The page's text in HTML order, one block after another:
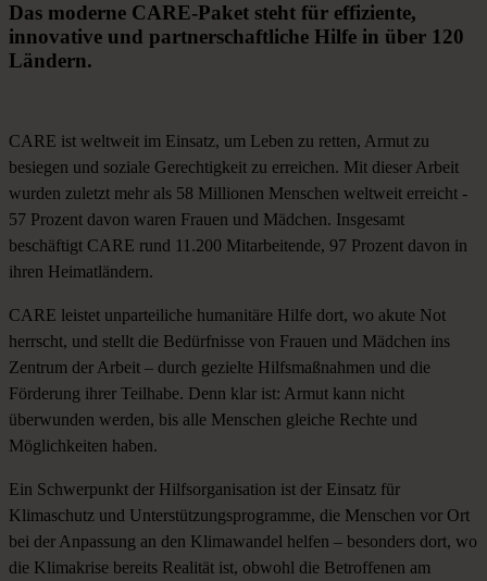
Das moderne CARE-Paket steht für effiziente,
innovative und partnerschaftliche Hilfe in über 120
Ländern.
CARE ist weltweit im Einsatz, um Leben zu retten, Armut zu
besiegen und soziale Gerechtigkeit zu erreichen. Mit dieser Arbeit
wurden zuletzt mehr als 58 Millionen Menschen weltweit erreicht -
57 Prozent davon waren Frauen und Mädchen. Insgesamt
beschäftigt CARE rund 11.200 Mitarbeitende, 97 Prozent davon in
ihren Heimatländern.
CARE leistet unparteiliche humanitäre Hilfe dort, wo akute Not
herrscht, und stellt die Bedürfnisse von Frauen und Mädchen ins
Zentrum der Arbeit – durch gezielte Hilfsmaßnahmen und die
Förderung ihrer Teilhabe. Denn klar ist: Armut kann nicht
überwunden werden, bis alle Menschen gleiche Rechte und
Möglichkeiten haben.
Ein Schwerpunkt der Hilfsorganisation ist der Einsatz für
Klimaschutz und Unterstützungsprogramme, die Menschen vor Ort
bei der Anpassung an den Klimawandel helfen – besonders dort, wo
die Klimakrise bereits Realität ist, obwohl die Betroffenen am